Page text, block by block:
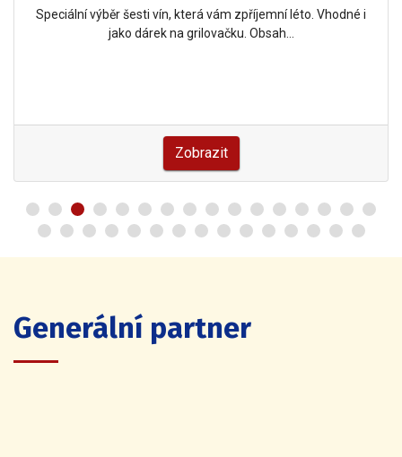
Speciální výběr šesti vín, která vám zpříjemní léto. Vhodné i
jako dárek na grilovačku. Obsah…
Zobrazit
Generální partner